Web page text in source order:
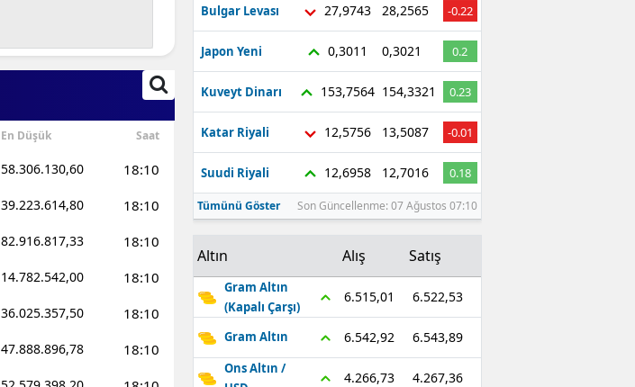
En Düşük Saat
58.306.130,60 18:10
39.223.614,80 18:10
82.916.817,33 18:10
14.782.542,00 18:10
36.025.357,50 18:10
47.888.896,78 18:10
Bulgar Levası 27,9743 28,2565 -0.22
Japon Yeni 0,3011 0,3021 0.2
Kuveyt Dinarı 153,7564 154,3321 0.23
Katar Riyali 12,5756 13,5087 -0.01
Suudi Riyali 12,6958 12,7016 0.18
Tümünü Göster Son Güncellenme: 07 Ağustos 07:10
Altın Alış Satış
Gram Altın
(Kapalı Çarşı)
6.515,01 6.522,53
Gram Altın 6.542,92 6.543,89
Ons Altın /
4.266,73 4.267,36